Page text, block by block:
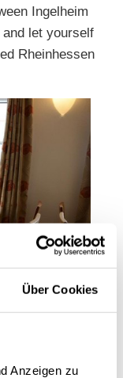
Über Cookies
Anzeigen zu
Ingelheim
let yourself
Rheinhessen